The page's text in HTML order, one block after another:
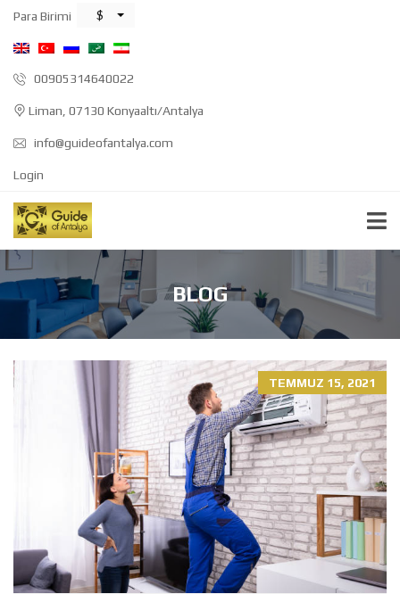
Para Birimi $
00905314640022
Liman, 07130 Konyaaltı/Antalya
info@guideofantalya.com
Login
BLOG
TEMMUZ 15, 2021